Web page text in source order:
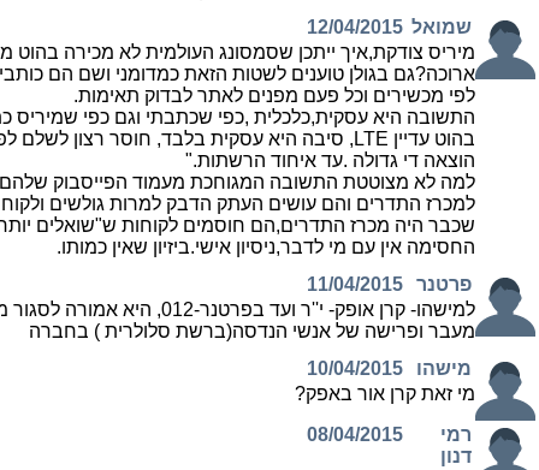
שמואל 12/04/2015
מיריס צודקת,איך ייתכן שסמסונג העולמית לא מכירה בהוט
לפי מכשירים וכל פעם מפנים לאתר לבדוק תאימות.
התשובה היא עסקית,כלכלית ,כפי שכתבתי וגם כפי שמיריס
הוצאה די גדולה .עד איחוד הרשתות."
למה לא מצוטטת התשובה המגוחכת מעמוד הפייסבוק
למכרז התדרים והם עושים העתק הדבק למרות גולשים
שכבר היה מכרז התדרים,הם חוסמים לקוחות ש"שואלים
החסימה אין עם מי לדבר,ניסיון אישי.ביזיון שאין כמותו.
פרטנר
11/04/2015
למישהו- קרן אופק- י''ר ועד בפרטנר-
מעבר ופרישה של אנשי הנדסה(ברשת סלולרית ) בחברה
מישהו
10/04/2015
מי זאת קרן אור באפק?
רמי
דנון
08/04/2015